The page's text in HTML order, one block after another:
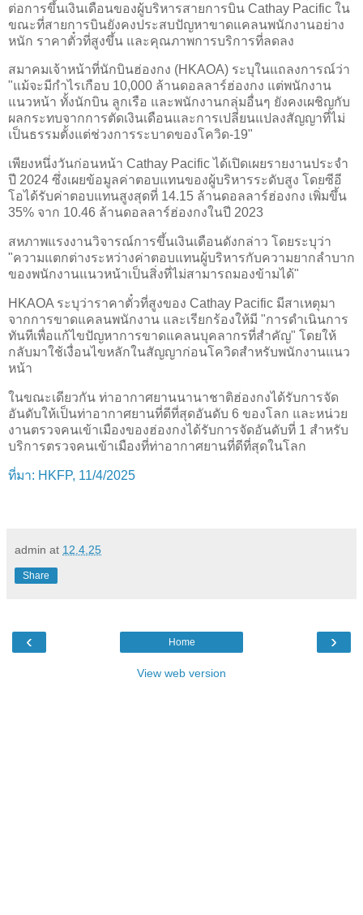
ต่อการขึ้นเงินเดือนของผู้บริหารสายการบิน Cathay Pacific ใน
ขณะที่สายการบินยังคงประสบปัญหาขาดแคลนพนักงานอย่าง
หนัก ราคาตั๋วที่สูงขึ้น และคุณภาพการบริการที่ลดลง
สมาคมเจ้าหน้าที่นักบินฮ่องกง (HKAOA) ระบุในแถลงการณ์ว่า
"แม้จะมีกำไรเกือบ 10,000 ล้านดอลลาร์ฮ่องกง แต่พนักงาน
แนวหน้า ทั้งนักบิน ลูกเรือ และพนักงานกลุ่มอื่นๆ ยังคงเผชิญกับ
ผลกระทบจากการตัดเงินเดือนและการเปลี่ยนแปลงสัญญาที่ไม่
เป็นธรรมตั้งแต่ช่วงการระบาดของโควิด-19"
เพียงหนึ่งวันก่อนหน้า Cathay Pacific ได้เปิดเผยรายงานประจำ
ปี 2024 ซึ่งเผยข้อมูลค่าตอบแทนของผู้บริหารระดับสูง โดยซีอี
โอได้รับค่าตอบแทนสูงสุดที่ 14.15 ล้านดอลลาร์ฮ่องกง เพิ่มขึ้น
35% จาก 10.46 ล้านดอลลาร์ฮ่องกงในปี 2023
สหภาพแรงงานวิจารณ์การขึ้นเงินเดือนดังกล่าว โดยระบุว่า
"ความแตกต่างระหว่างค่าตอบแทนผู้บริหารกับความยากลำบาก
ของพนักงานแนวหน้าเป็นสิ่งที่ไม่สามารถมองข้ามได้"
HKAOA ระบุว่าราคาตั๋วที่สูงของ Cathay Pacific มีสาเหตุมา
จากการขาดแคลนพนักงาน และเรียกร้องให้มี "การดำเนินการ
ทันทีเพื่อแก้ไขปัญหาการขาดแคลนบุคลากรที่สำคัญ" โดยให้
กลับมาใช้เงื่อนไขหลักในสัญญาก่อนโควิดสำหรับพนักงานแนว
หน้า
ในขณะเดียวกัน ท่าอากาศยานนานาชาติฮ่องกงได้รับการจัด
อันดับให้เป็นท่าอากาศยานที่ดีที่สุดอันดับ 6 ของโลก และหน่วย
งานตรวจคนเข้าเมืองของฮ่องกงได้รับการจัดอันดับที่ 1 สำหรับ
บริการตรวจคนเข้าเมืองที่ท่าอากาศยานที่ดีที่สุดในโลก
ที่มา: HKFP, 11/4/2025
admin at 12.4.25
Share
‹ ›
Home
View web version